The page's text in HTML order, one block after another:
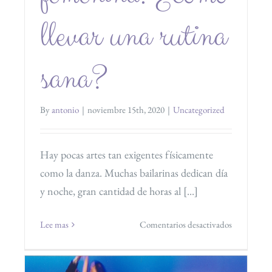
llevar una rutina
sana?
Byantonio | noviembre 15th, 2020 | Uncategorized
Hay pocas artes tan exigentes físicamente
como la danza. Muchas bailarinas dedican día
y noche, gran cantidad de horas al [...]
Lee mas Comentarios desactivadosen